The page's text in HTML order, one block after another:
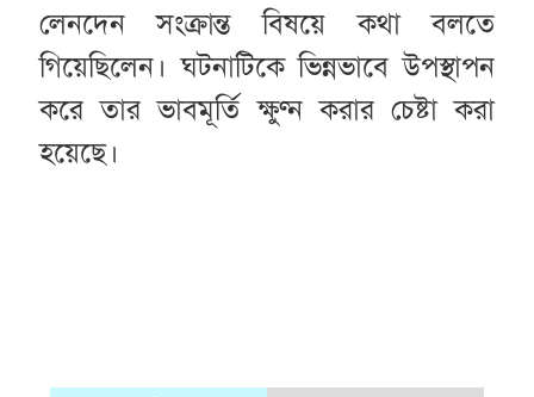
লেনদেন সংক্রান্ত বিষয়ে কথা বলতে
গিয়েছিলেন। ঘটনাটিকে ভিন্নভাবে উপস্থাপন
করে তার ভাবমূর্তি ক্ষুণ্ন করার চেষ্টা করা
হয়েছে।